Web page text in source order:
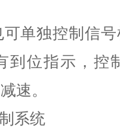
单独控制信
到位指示，控
速。
系统